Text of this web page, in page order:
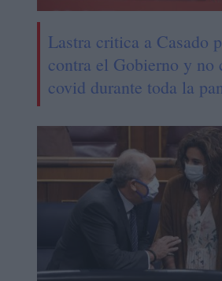
Lastra critica a Casado
contra el Gobierno y no
covid durante toda la